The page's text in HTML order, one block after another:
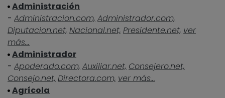
Administración
- Administracion.com, Administrador.com,
Diputacion.net, Nacional.net, Presidente.net, ver
más...
Administrador
- Apoderado.com, Auxiliar.net, Consejero.net,
Consejo.net, Directora.com, ver más...
Agrícola